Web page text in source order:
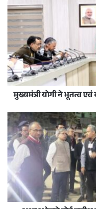
मुख्यमंत्री योगी ने भूतत्व एवं